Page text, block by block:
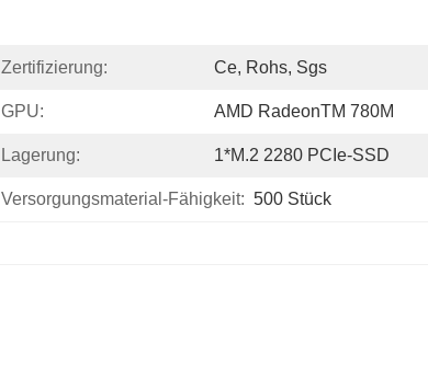
Zertifizierung: Ce, Rohs, Sgs
GPU: AMD RadeonTM 780M
Lagerung: 1*M.2 2280 PCIe-SSD
Versorgungsmaterial-Fähigkeit: 500 Stück